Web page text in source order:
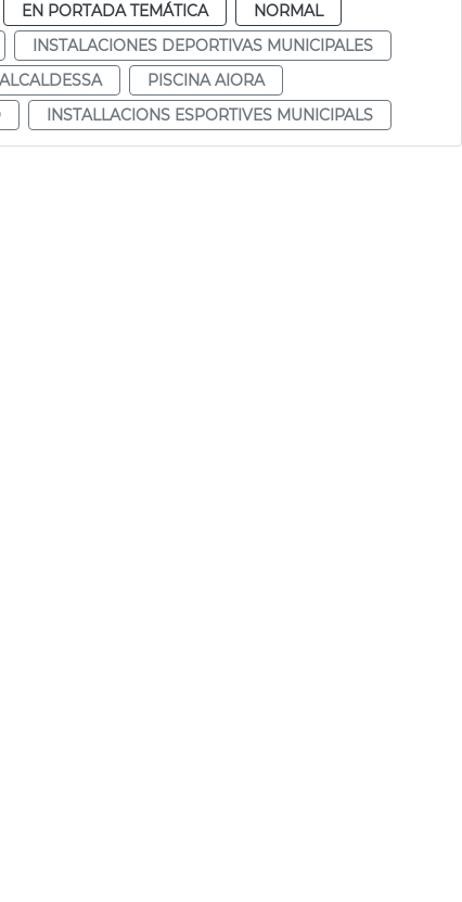
EN PORTADA TEMÁTICA
NORMAL
INSTALACIONES DEPORTIVAS MUNICIPALES
ALCALDESSA
PISCINA AIORA
INSTALLACIONS ESPORTIVES MUNICIPALS